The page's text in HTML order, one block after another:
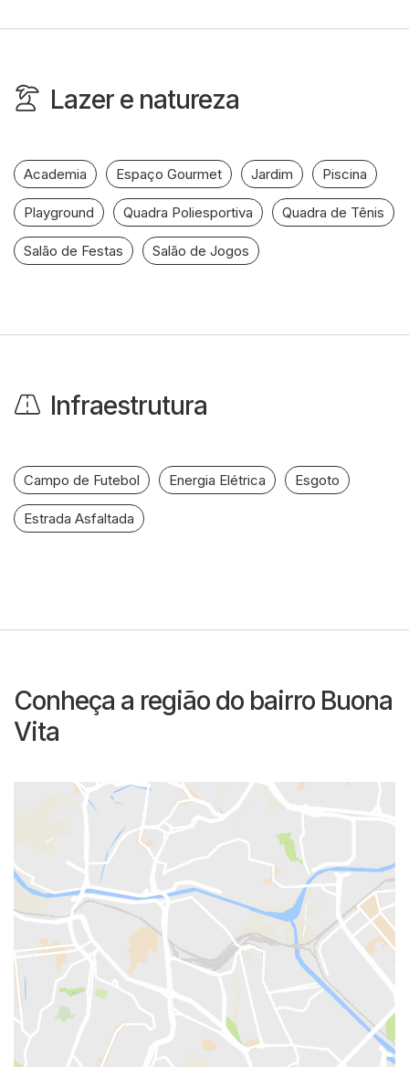
Lazer e natureza
Academia Espaço Gourmet Jardim Piscina
Playground Quadra Poliesportiva Quadra de Tênis
Salão de Festas Salão de Jogos
Infraestrutura
Campo de Futebol Energia Elétrica Esgoto
Estrada Asfaltada
Conheça a região do bairro Buona
Vita